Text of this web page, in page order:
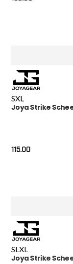
SXL
Joya Strike
115.00
SLXL
Joya Strike